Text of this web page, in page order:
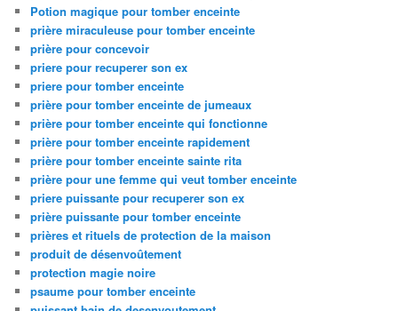
Potion magique pour tomber enceinte
prière miraculeuse pour tomber enceinte
prière pour concevoir
priere pour recuperer son ex
priere pour tomber enceinte
prière pour tomber enceinte de jumeaux
prière pour tomber enceinte qui fonctionne
prière pour tomber enceinte rapidement
prière pour tomber enceinte sainte rita
prière pour une femme qui veut tomber enceinte
priere puissante pour recuperer son ex
prière puissante pour tomber enceinte
prières et rituels de protection de la maison
produit de désenvoûtement
protection magie noire
psaume pour tomber enceinte